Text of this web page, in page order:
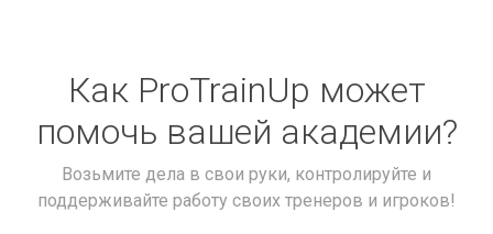
Как ProTrainUp может
помочь вашей академии?
Возьмите дела в свои руки, контролируйте и
поддерживайте работу своих тренеров и игроков!